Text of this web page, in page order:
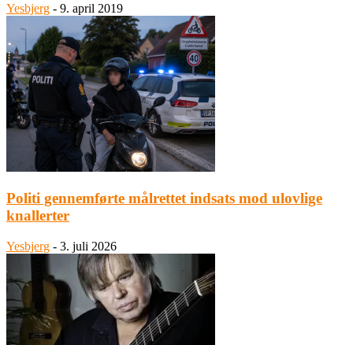
Yesbjerg - 9. april 2019
Politi gennemførte målrettet indsats mod ulovlige
knallerter
Yesbjerg - 3. juli 2026